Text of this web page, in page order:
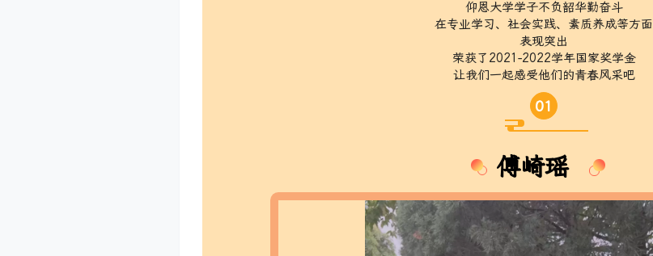
仰恩大学学子不负韶华勤奋斗
在专业学习、社会实践、素质养成等方面
表现突出
荣获了2021-2022学年国家奖学金
让我们一起感受他们的青春风采吧
01
傅崎瑶